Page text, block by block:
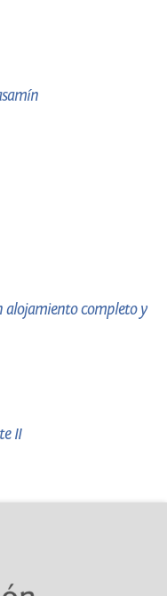
alojamiento completo y
II